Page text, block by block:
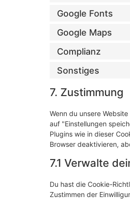
Google Fonts
Google Maps
Complianz
Sonstiges
7. Zustimmung
Wenn du unsere
auf "Einstellungen
Plugins wie in dieser
Browser deaktivieren,
7.1 Verwalte
Du hast die Cookie-
Zustimmen der